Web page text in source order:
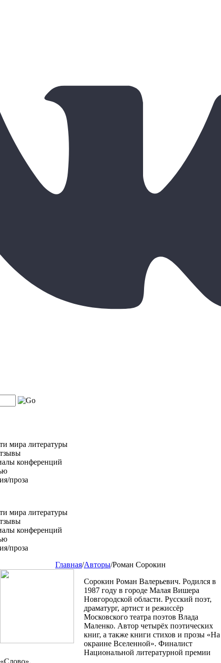
мира литературы
конференций
проза
мира литературы
конференций
проза
Главная/Авторы/Роман Сорокин
Сорокин Роман Валерьевич. Родился в
1987 году в городе Малая Вишера
Новгородской области. Русский поэт,
драматург, артист и режиссёр
Московского театра поэтов Влада
Маленко. Автор четырёх поэтических
книг, а также книги стихов и прозы «На
окраине Вселенной». Финалист
Национальной литературной премии
«Слово».